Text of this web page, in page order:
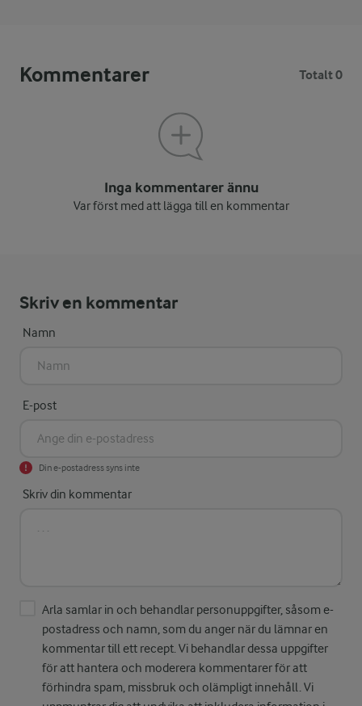
Kommentarer Totalt 0
Inga kommentarer ännu
Var först med att lägga till en kommentar
Skriv en kommentar
Namn
E-post
Din e-postadress syns inte
Skriv din kommentar
Arla samlar in och behandlar personuppgifter, såsom e-
postadress och namn, som du anger när du lämnar en
kommentar till ett recept. Vi behandlar dessa uppgifter
för att hantera och moderera kommentarer för att
förhindra spam, missbruk och olämpligt innehåll. Vi